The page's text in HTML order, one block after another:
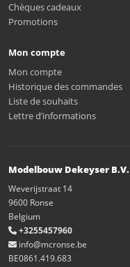
Chèques cadeaux
Promotions
Mon compte
Mon compte
Historique des commandes
Liste de souhaits
Lettre d’informations
Modelbouw Dekeyser B.V.
Weverijstraat 14
9600 Ronse
Belgium
+3255457960
info@mcronse.be
BE0861.419.683